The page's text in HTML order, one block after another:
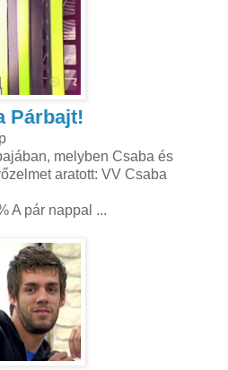
Párbajt!
melyben Csaba és
aratott: VV Csaba
A pár nappal ...